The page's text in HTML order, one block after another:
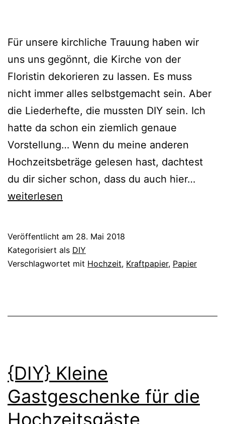
Für unsere kirchliche Trauung haben wir
uns uns gegönnt, die Kirche von der
Floristin dekorieren zu lassen. Es muss
nicht immer alles selbstgemacht sein. Aber
die Liederhefte, die mussten DIY sein. Ich
hatte da schon ein ziemlich genaue
Vorstellung… Wenn du meine anderen
Hochzeitsbeträge gelesen hast, dachtest
du dir sicher schon, dass du auch hier…
für
weiterlesen
Veröffentlicht am 28. Mai 2018
Kategorisiert als DIY
Verschlagwortet mit Hochzeit, Kraftpapier, Papier
{DIY} Kleine
Gastgeschenke für die
Hochzeitsgäste